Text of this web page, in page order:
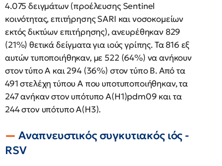
4.075 δειγμάτων (προέλευσης Sentinel
κοινότητας, επιτήρησης SARI και νοσοκομείων
εκτός δικτύων επιτήρησης), ανευρέθηκαν 829
(21%) θετικά δείγματα για ιούς γρίπης. Τα 816 εξ
αυτών τυποποιήθηκαν, με 522 (64%) να ανήκουν
στον τύπο Α και 294 (36%) στον τύπο Β. Από τα
491 στελέχη τύπου Α που υποτυποποιήθηκαν, τα
247 ανήκαν στον υπότυπο Α(Η1)pdm09 και τα
244 στον υπότυπο Α(Η3).
Αναπνευστικός συγκυτιακός ιός -
RSV